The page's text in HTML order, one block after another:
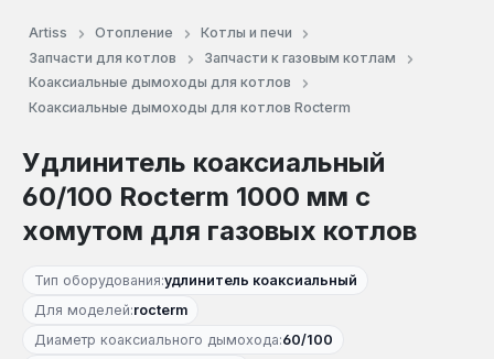
Artiss Отопление
Котлы и печи
Запчасти для котлов
Запчасти к газовым котлам
Коаксиальные дымоходы для котлов
Коаксиальные дымоходы для котлов Rocterm
Удлинитель коаксиальный
60/100 Rocterm 1000 мм с
хомутом для газовых котлов
Тип оборудования:удлинитель коаксиальный
Для моделей:rocterm
Диаметр коаксиального дымохода:60/100